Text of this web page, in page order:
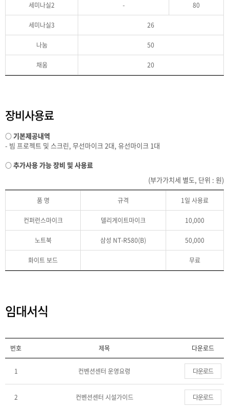
세미나실2 - 80
세미나실3 26
나눔 50
채움 20
장비사용료
○ 기본제공내역
- 빔 프로젝트 및 스크린, 무선마이크 2대, 유선마이크 1대
○ 추가사용 가능 장비 및 사용료
(부가가치세 별도, 단위 : 원)
품 명 규격 1일 사용료
컨퍼런스마이크 델리게이트마이크 10,000
노트북 삼성 NT-R580(B) 50,000
화이트 보드 무료
임대서식
번호 제목 다운로드
1 컨벤션센터 운영요령 다운로드
2 컨벤션센터 시설가이드 다운로드